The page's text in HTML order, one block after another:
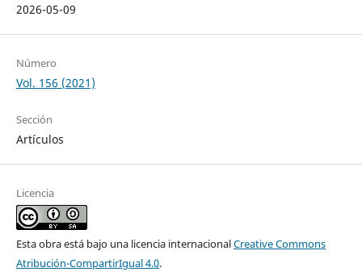
2026-05-09
Número
Vol. 156 (2021)
Sección
Artículos
Licencia
Esta obra está bajo una licencia internacionalCreative Commons
Atribución-CompartirIgual 4.0.